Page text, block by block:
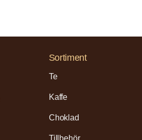
Sortiment
Te
Kaffe
Choklad